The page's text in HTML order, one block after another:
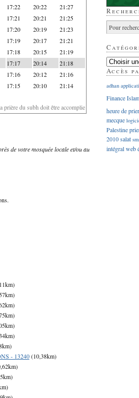
17:22 20:22 21:27
17:21 20:21 21:25
17:20 20:19 21:23
17:19 20:17 21:21
17:18 20:15 21:19
17:17 20:14 21:18
17:16 20:12 21:16
17:15 20:10 21:14
prière du subh doit être accomplie
de votre mosquée locale et/ou au
- 13240(10,38km)
Accès
adhan
Finance
heure de
mecque
Palestine
2010salat
intégralweb